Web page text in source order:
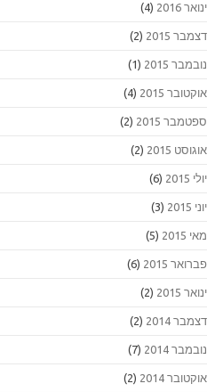
ינואר 2016 (4)
דצמבר 2015 (2)
נובמבר 2015 (1)
אוקטובר 2015 (4)
ספטמבר 2015 (2)
אוגוסט 2015 (2)
יולי 2015 (6)
יוני 2015 (3)
מאי 2015 (5)
פברואר 2015 (6)
ינואר 2015 (2)
דצמבר 2014 (2)
נובמבר 2014 (7)
אוקטובר 2014 (2)